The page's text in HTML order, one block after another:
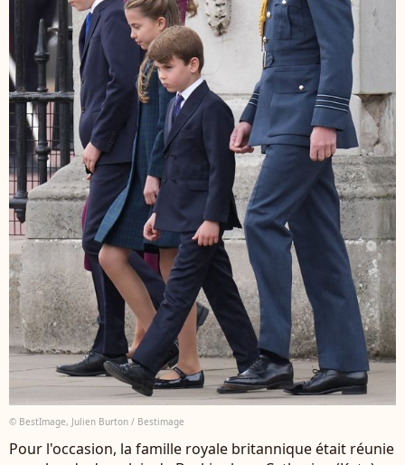
© BestImage, Julien Burton / Bestimage
Pour l'occasion, la famille royale britannique était réunie